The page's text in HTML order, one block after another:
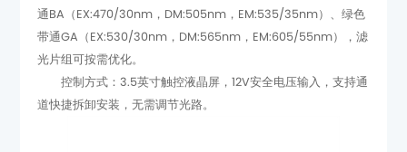
光片组可按需优化。
道快捷拆卸安装，无需调节光路。